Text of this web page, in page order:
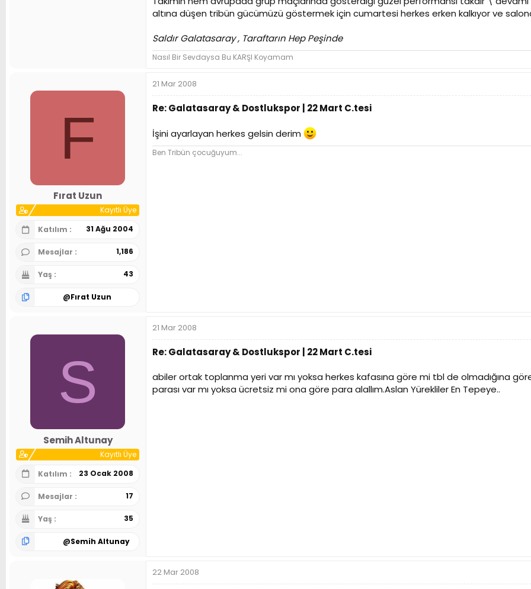
altına düşen tribün gücümüzü göstermek için cumartesi herkes erken kalkıyor ve
Saldır Galatasaray , Taraftarın Hep Peşinde
Nasıl Bir Sevdaysa Bu KARŞI Koyamam
F
Fırat Uzun
Kayıtlı Üye
Katılım
31 Ağu 2004
Mesajlar 1,186
Yaş 43
@Fırat Uzun
21 Mar 2008
Re: Galatasaray & Dostlukspor | 22 Mart C.tesi
İşini ayarlayan herkes gelsin derim
Ben Tribün çocuğuyum...
S
Semih Altunay
Kayıtlı Üye
Katılım
23 Ocak 2008
Mesajlar 17
Yaş 35
@Semih Altunay
21 Mar 2008
Re: Galatasaray & Dostlukspor | 22 Mart C.tesi
abiler ortak toplanma yeri var mı yoksa herkes kafasına göre mi tbl de olmadığına
parası var mı yoksa ücretsiz mi ona göre para alallım.Aslan Yürekliler En Tepeye..
22 Mar 2008